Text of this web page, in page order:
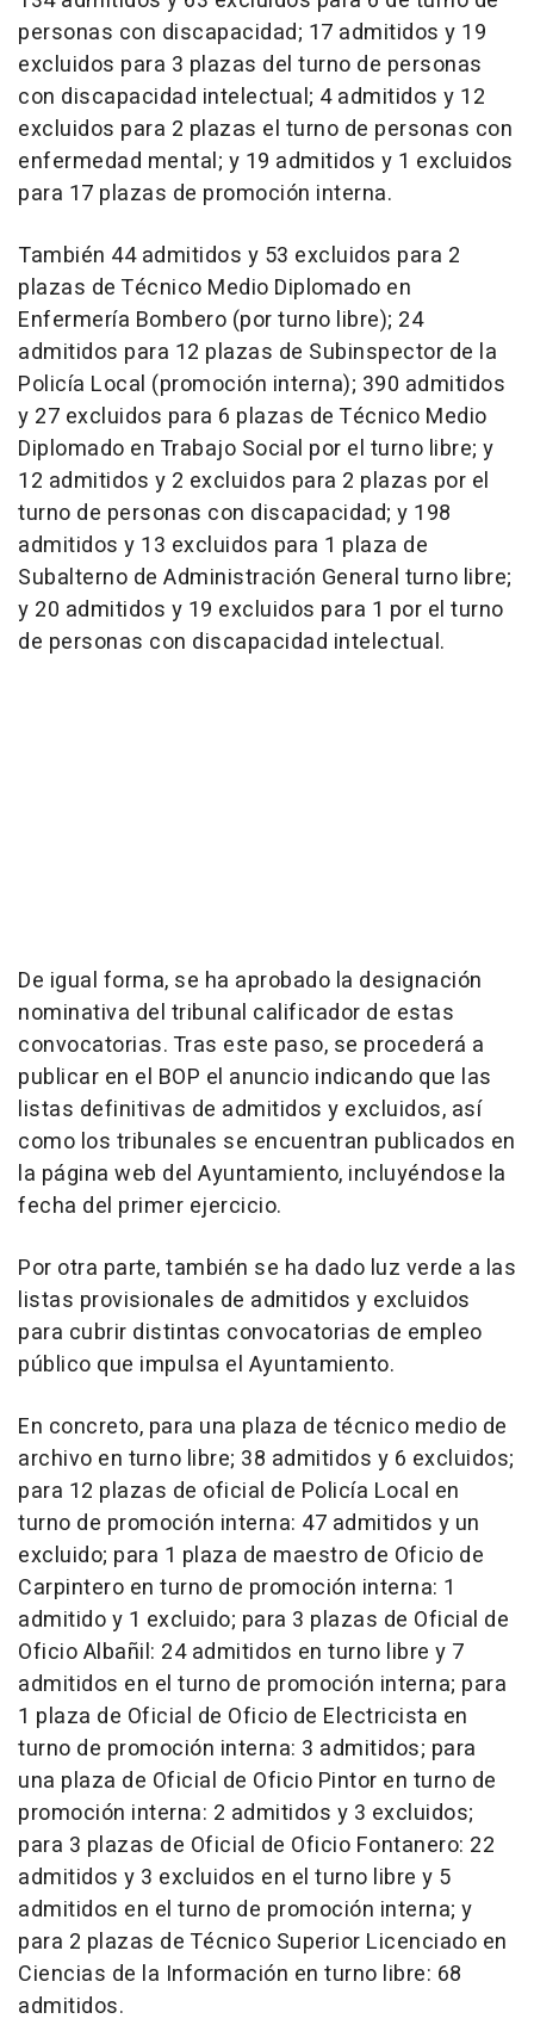
personas con discapacidad; 17 admitidos y 19
excluidos para 3 plazas del turno de personas
con discapacidad intelectual; 4 admitidos y 12
excluidos para 2 plazas el turno de personas con
enfermedad mental; y 19 admitidos y 1 excluidos
para 17 plazas de promoción interna.
También 44 admitidos y 53 excluidos para 2
plazas de Técnico Medio Diplomado en
Enfermería Bombero (por turno libre); 24
admitidos para 12 plazas de Subinspector de la
Policía Local (promoción interna); 390 admitidos
y 27 excluidos para 6 plazas de Técnico Medio
Diplomado en Trabajo Social por el turno libre; y
12 admitidos y 2 excluidos para 2 plazas por el
turno de personas con discapacidad; y 198
admitidos y 13 excluidos para 1 plaza de
Subalterno de Administración General turno libre;
y 20 admitidos y 19 excluidos para 1 por el turno
de personas con discapacidad intelectual.
De igual forma, se ha aprobado la designación
nominativa del tribunal calificador de estas
convocatorias. Tras este paso, se procederá a
publicar en el BOP el anuncio indicando que las
listas definitivas de admitidos y excluidos, así
como los tribunales se encuentran publicados en
la página web del Ayuntamiento, incluyéndose la
fecha del primer ejercicio.
Por otra parte, también se ha dado luz verde a las
listas provisionales de admitidos y excluidos
para cubrir distintas convocatorias de empleo
público que impulsa el Ayuntamiento.
En concreto, para una plaza de técnico medio de
archivo en turno libre; 38 admitidos y 6 excluidos;
para 12 plazas de oficial de Policía Local en
turno de promoción interna: 47 admitidos y un
excluido; para 1 plaza de maestro de Oficio de
Carpintero en turno de promoción interna: 1
admitido y 1 excluido; para 3 plazas de Oficial de
Oficio Albañil: 24 admitidos en turno libre y 7
admitidos en el turno de promoción interna; para
1 plaza de Oficial de Oficio de Electricista en
turno de promoción interna: 3 admitidos; para
una plaza de Oficial de Oficio Pintor en turno de
promoción interna: 2 admitidos y 3 excluidos;
para 3 plazas de Oficial de Oficio Fontanero: 22
admitidos y 3 excluidos en el turno libre y 5
admitidos en el turno de promoción interna; y
para 2 plazas de Técnico Superior Licenciado en
Ciencias de la Información en turno libre: 68
admitidos.